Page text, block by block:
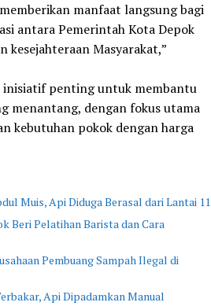
manfaat langsung bagi
antara Pemerintah Kota Depok
kesejahteraan Masyarakat,”
inisiatif penting untuk membantu
menantang, dengan fokus utama
kebutuhan pokok dengan harga
Muis, Api Diduga Berasal dari Lantai 11
Beri Pelatihan Barista dan Cara
Pembuang Sampah Ilegal di
Api Dipadamkan Manual